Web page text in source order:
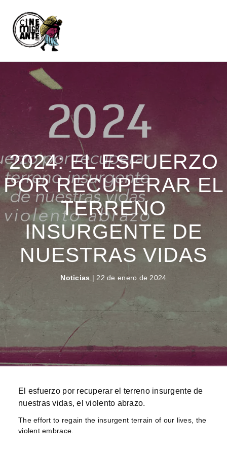
2024: EL ESFUERZO
POR RECUPERAR EL
TERRENO
INSURGENTE DE
NUESTRAS VIDAS
Noticias | 22 de enero de 2024
El esfuerzo por recuperar el terreno insurgente de
nuestras vidas, el violento abrazo.
The effort to regain the insurgent terrain of our lives, the
violent embrace.